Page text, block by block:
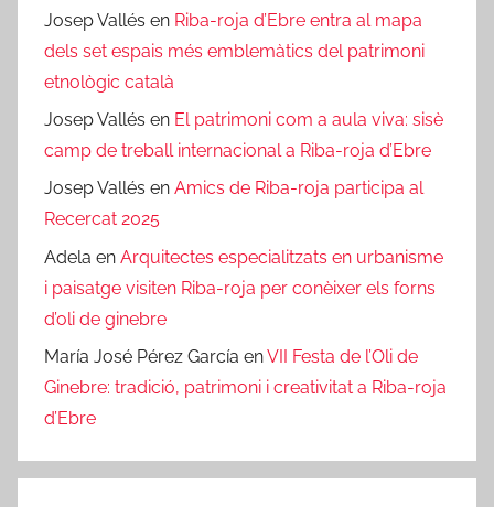
Josep Vallés en Riba-roja d’Ebre entra al mapa
dels set espais més emblemàtics del patrimoni
etnològic català
Josep Vallés en El patrimoni com a aula viva: sisè
camp de treball internacional a Riba-roja d’Ebre
Josep Vallés en Amics de Riba-roja participa al
Recercat 2025
Adela en Arquitectes especialitzats en urbanisme
i paisatge visiten Riba-roja per conèixer els forns
d’oli de ginebre
María José Pérez García enVII Festa de l’Oli de
Ginebre: tradició, patrimoni i creativitat a Riba-roja
d’Ebre